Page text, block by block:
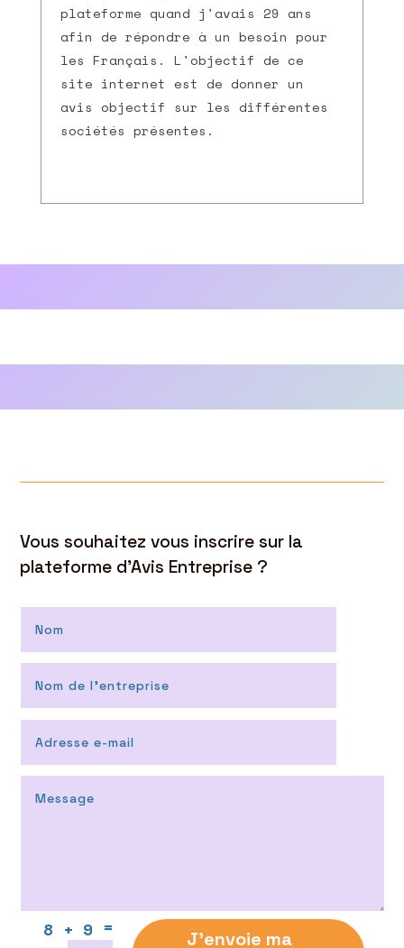
plateforme quand j'avais 29 ans
afin de répondre à un besoin pour
les Français. L'objectif de ce
site internet est de donner un
avis objectif sur les différentes
sociétés présentes.
Vous souhaitez vous inscrire sur la
plateforme d’Avis Entreprise ?
8 + 9 = J'envoie ma